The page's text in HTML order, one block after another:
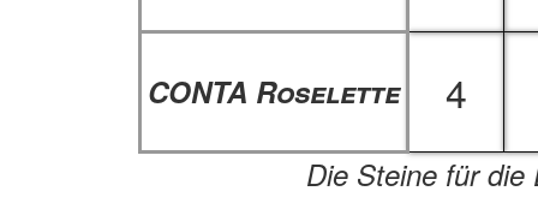
CONTA Roselette 4
Die Steine für die